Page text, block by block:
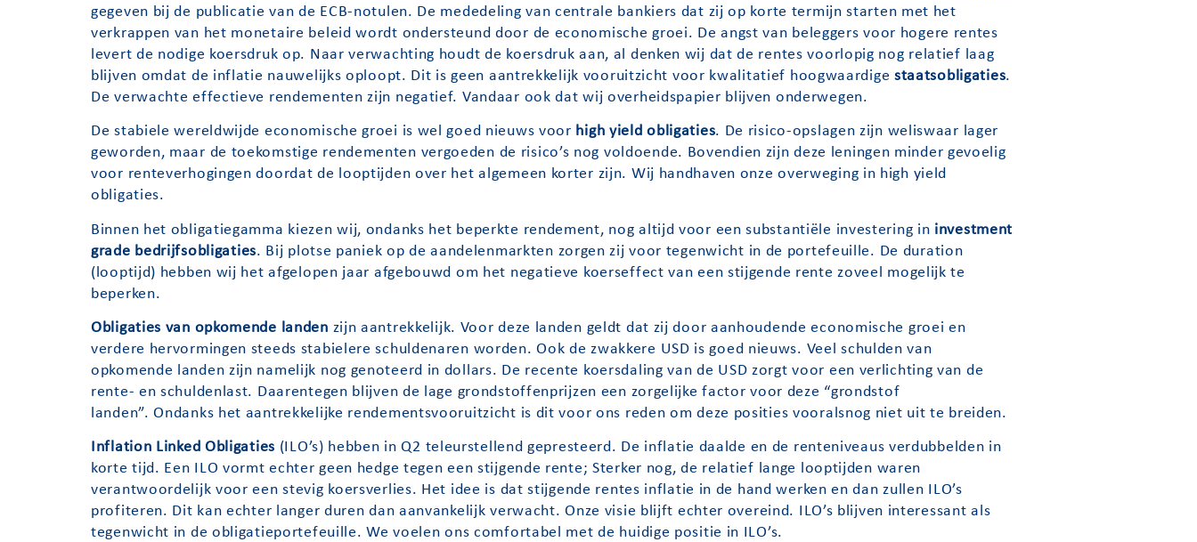
gegeven bij de publicatie van de ECB-notulen. De mededeling van centrale bankiers dat zij op korte termijn starten met het
verkrappen van het monetaire beleid wordt ondersteund door de economische groei. De angst van beleggers voor hogere rentes
levert de nodige koersdruk op. Naar verwachting houdt de koersdruk aan, al denken wij dat de rentes voorlopig nog relatief laag
blijven omdat de inflatie nauwelijks oploopt. Dit is geen aantrekkelijk vooruitzicht voor kwalitatief hoogwaardige staatsobligaties.
De verwachte effectieve rendementen zijn negatief. Vandaar ook dat wij overheidspapier blijven onderwegen.
De stabiele wereldwijde economische groei is wel goed nieuws voor high yield obligaties. De risico-opslagen zijn weliswaar lager
geworden, maar de toekomstige rendementen vergoeden de risico’s nog voldoende. Bovendien zijn deze leningen minder gevoelig
voor renteverhogingen doordat de looptijden over het algemeen korter zijn. Wij handhaven onze overweging in high yield
obligaties.
Binnen het obligatiegamma kiezen wij, ondanks het beperkte rendement, nog altijd voor een substantiële investering in investment
grade bedrijfsobligaties. Bij plotse paniek op de aandelenmarkten zorgen zij voor tegenwicht in de portefeuille. De duration
(looptijd) hebben wij het afgelopen jaar afgebouwd om het negatieve koerseffect van een stijgende rente zoveel mogelijk te
beperken.
Obligaties van opkomende landen zijn aantrekkelijk. Voor deze landen geldt dat zij door aanhoudende economische groei en
verdere hervormingen steeds stabielere schuldenaren worden. Ook de zwakkere USD is goed nieuws. Veel schulden van
opkomende landen zijn namelijk nog genoteerd in dollars. De recente koersdaling van de USD zorgt voor een verlichting van de
rente- en schuldenlast. Daarentegen blijven de lage grondstoffenprijzen een zorgelijke factor voor deze “grondstof
landen”. Ondanks het aantrekkelijke rendementsvooruitzicht is dit voor ons reden om deze posities vooralsnog niet uit te breiden.
Inflation Linked Obligaties (ILO’s) hebben in Q2 teleurstellend gepresteerd. De inflatie daalde en de renteniveaus verdubbelden in
korte tijd. Een ILO vormt echter geen hedge tegen een stijgende rente; Sterker nog, de relatief lange looptijden waren
verantwoordelijk voor een stevig koersverlies. Het idee is dat stijgende rentes inflatie in de hand werken en dan zullen ILO’s
profiteren. Dit kan echter langer duren dan aanvankelijk verwacht. Onze visie blijft echter overeind. ILO’s blijven interessant als
tegenwicht in de obligatieportefeuille. We voelen ons comfortabel met de huidige positie in ILO’s.